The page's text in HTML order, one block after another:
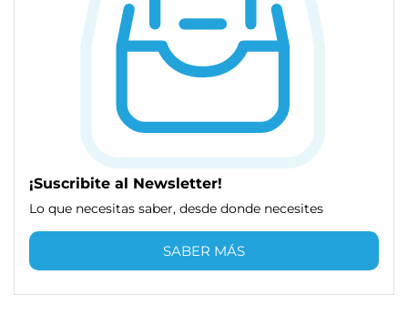
¡Suscribite al Newsletter!
Lo que necesitas saber, desde donde necesites
SABER MÁS